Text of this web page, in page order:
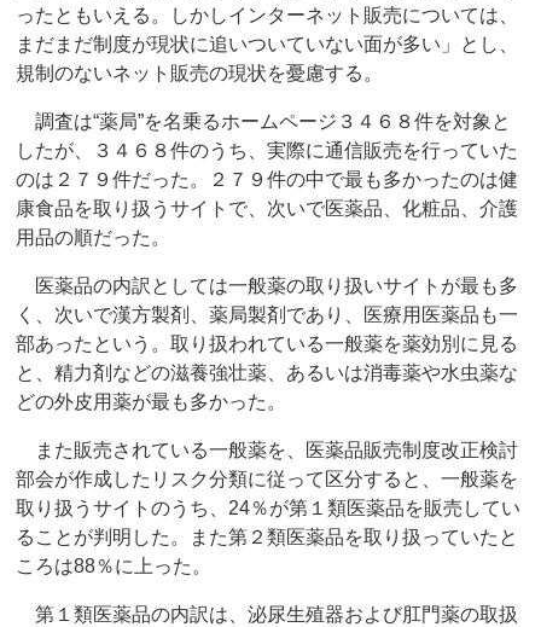
ったともいえる。しかしインターネット販売については、
まだまだ制度が現状に追いついていない面が多い」とし、
規制のないネット販売の現状を憂慮する。
調査は“薬局”を名乗るホームページ３４６８件を対象と
したが、３４６８件のうち、実際に通信販売を行っていた
のは２７９件だった。２７９件の中で最も多かったのは健
康食品を取り扱うサイトで、次いで医薬品、化粧品、介護
用品の順だった。
医薬品の内訳としては一般薬の取り扱いサイトが最も多
く、次いで漢方製剤、薬局製剤であり、医療用医薬品も一
部あったという。取り扱われている一般薬を薬効別に見る
と、精力剤などの滋養強壮薬、あるいは消毒薬や水虫薬な
どの外皮用薬が最も多かった。
また販売されている一般薬を、医薬品販売制度改正検討
部会が作成したリスク分類に従って区分すると、一般薬を
取り扱うサイトのうち、24％が第１類医薬品を販売してい
ることが判明した。また第２類医薬品を取り扱っていたと
ころは88％に上った。
第１類医薬品の内訳は、泌尿生殖器および肛門薬の取扱